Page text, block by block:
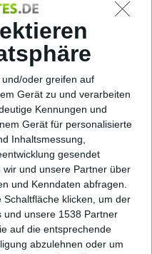
oder greifen auf
Gerät zu und verarbeiten
Kennungen und
Gerät für personalisierte
Inhaltsmessung,
gesendet
und unsere Partner über
und Kenndaten abfragen.
klicken, um der
unsere 1538 Partner
auf die entsprechende
abzulehnen oder um